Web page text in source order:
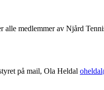
medlemmer av Njård
på mail, Ola Heldal